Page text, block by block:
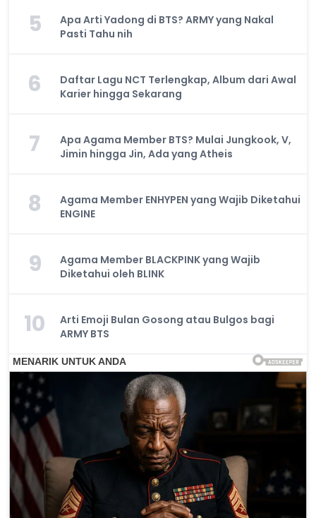
5
Apa Arti Yadong di BTS? ARMY yang Nakal
Pasti Tahu nih
6
Daftar Lagu NCT Terlengkap, Album dari Awal
Karier hingga Sekarang
7
Apa Agama Member BTS? Mulai Jungkook, V,
Jimin hingga Jin, Ada yang Atheis
8
Agama Member ENHYPEN yang Wajib Diketahui
ENGINE
9
Agama Member BLACKPINK yang Wajib
Diketahui oleh BLINK
10
Arti Emoji Bulan Gosong atau Bulgos bagi
ARMY BTS